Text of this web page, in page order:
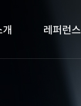
레퍼런스